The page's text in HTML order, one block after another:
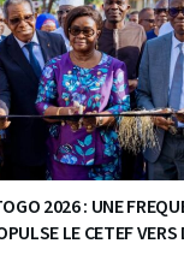
2026 : UNE
LE CETEF